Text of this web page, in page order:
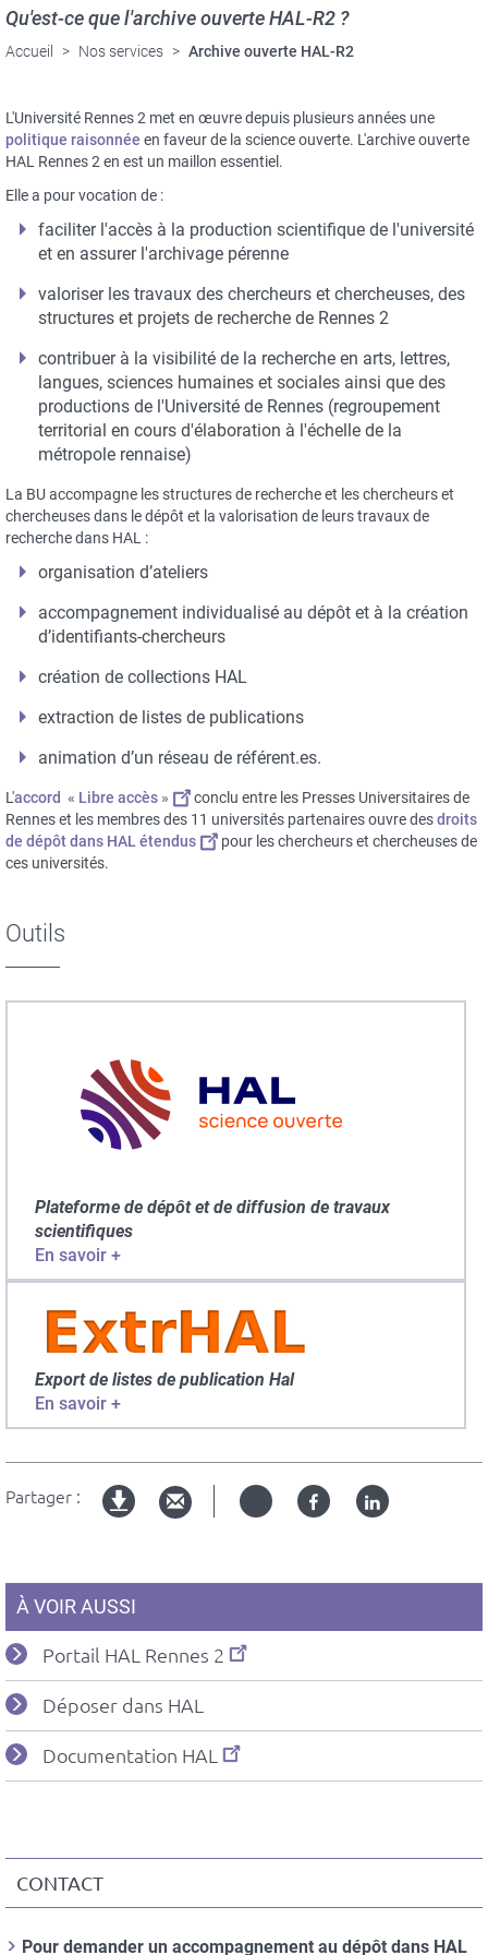
Qu'est-ce que l'archive ouverte HAL-R2 ?
Accueil Nos services Archive ouverte HAL-R2
L'Université Rennes 2 met en œuvre depuis plusieurs années une
politique raisonnée en faveur de la science ouverte. L'archive ouverte
HAL Rennes 2 en est un maillon essentiel.
Elle a pour vocation de :
faciliter l'accès à la production scientifique de l'université
et en assurer l'archivage pérenne
valoriser les travaux des chercheurs et chercheuses, des
structures et projets de recherche de Rennes 2
contribuer à la visibilité de la recherche en arts, lettres,
langues, sciences humaines et sociales ainsi que des
productions de l'Université de Rennes (regroupement
territorial en cours d'élaboration à l'échelle de la
métropole rennaise)
La BU accompagne les structures de recherche et les chercheurs et
chercheuses dans le dépôt et la valorisation de leurs travaux de
recherche dans HAL :
organisation d’ateliers
accompagnement individualisé au dépôt et à la création
d’identifiants-chercheurs
création de collections HAL
extraction de listes de publications
animation d’un réseau de référent.es.
L'accord « Libre accès »
conclu entre les Presses Universitaires de
Rennes et les membres des 11 universités partenaires ouvre desdroits
de dépôt dans HAL étendus
pour les chercheurs et chercheuses de
ces universités.
Outils
Plateforme de dépôt et de diffusion de travaux
scientifiques
En savoir +
Export de listes de publication Hal
En savoir +
Partager : Twitter FacebookLinked
À VOIR AUSSI
Portail HAL Rennes 2
Déposer dans HAL
Documentation HAL
CONTACT
Informations
Nom
Pour demander un accompagnement au dépôt dans HAL